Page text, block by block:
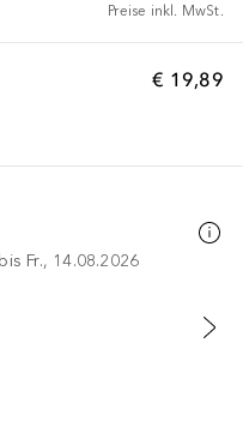
Preise inkl. MwSt.
€ 19,89
Fr., 14.08.2026